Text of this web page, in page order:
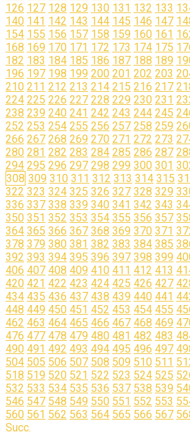
98 99 100 101 102 103 104 105 106
112 113 114 115 116 117 118 119
126 127 128 129 130 131 132 133
140 141 142 143 144 145 146 147
154 155 156 157 158 159 160 161
168 169 170 171 172 173 174 175
182 183 184 185 186 187 188 189
196 197 198 199 200 201 202 203
210 211 212 213 214 215 216 217
224 225 226 227 228 229 230 231
238 239 240 241 242 243 244 245
252 253 254 255 256 257 258 259
266 267 268 269 270 271 272 273
280 281 282 283 284 285 286 287
294 295 296 297 298 299 300 301
308 309 310 311 312 313 314 315
322 323 324 325 326 327 328 329
336 337 338 339 340 341 342 343
350 351 352 353 354 355 356 357
364 365 366 367 368 369 370 371
378 379 380 381 382 383 384 385
392 393 394 395 396 397 398 399
406 407 408 409 410 411 412 413
420 421 422 423 424 425 426 427
434 435 436 437 438 439 440 441
448 449 450 451 452 453 454 455
462 463 464 465 466 467 468 469
476 477 478 479 480 481 482 483
490 491 492 493 494 495 496 497
504 505 506 507 508 509 510 511
518 519 520 521 522 523 524 525
532 533 534 535 536 537 538 539
546 547